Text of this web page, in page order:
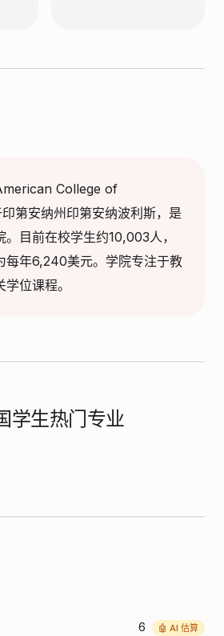
College of
第安纳州印第安纳波利斯，是
目前在校学生约10,003人，
每年6,240美元。学院专注于教
位课程。
学生热门专业
6 🤖 AI 估算